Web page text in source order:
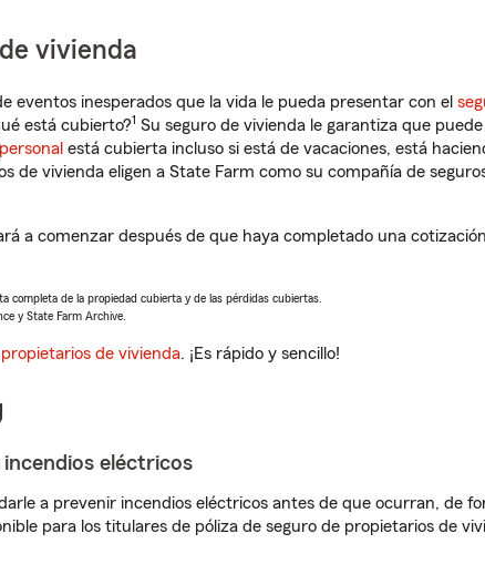
vivienda
eventos inesperados que la vida le pueda presentar con el
está cubierto?1 Su seguro de vivienda le garantiza que
está cubierta incluso si está de vacaciones, está
de vivienda eligen a State Farm como su compañía de
a comenzar después de que haya completado una
completa de la propiedad cubierta y de las pérdidas cubiertas.
y State Farm Archive.
de vivienda. ¡Es rápido y sencillo!
eléctricos
a prevenir incendios eléctricos antes de que ocurran, de
para los titulares de póliza de seguro de propietarios de